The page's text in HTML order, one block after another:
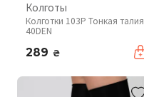
Колготы
Колготки 103P Тонкая талия
40DEN
289 ₴